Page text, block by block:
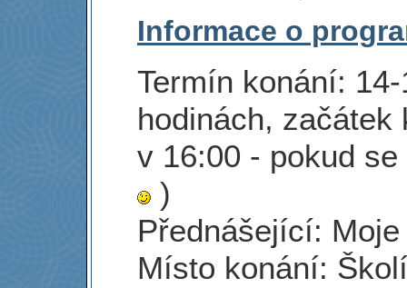
Informace o
Termín konání:
hodinách, začátek
v 16:00 - pokud
)
Přednášející:
Místo konání: